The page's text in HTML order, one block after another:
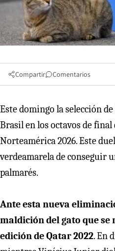
Compartir Comentarios
Este domingo la selección
Brasil en los octavos de
Norteamérica 2026. Este
verdeamarela de conseguir
palmarés.
Ante esta nueva
maldición del gato que se
edición de Qatar 2022. En